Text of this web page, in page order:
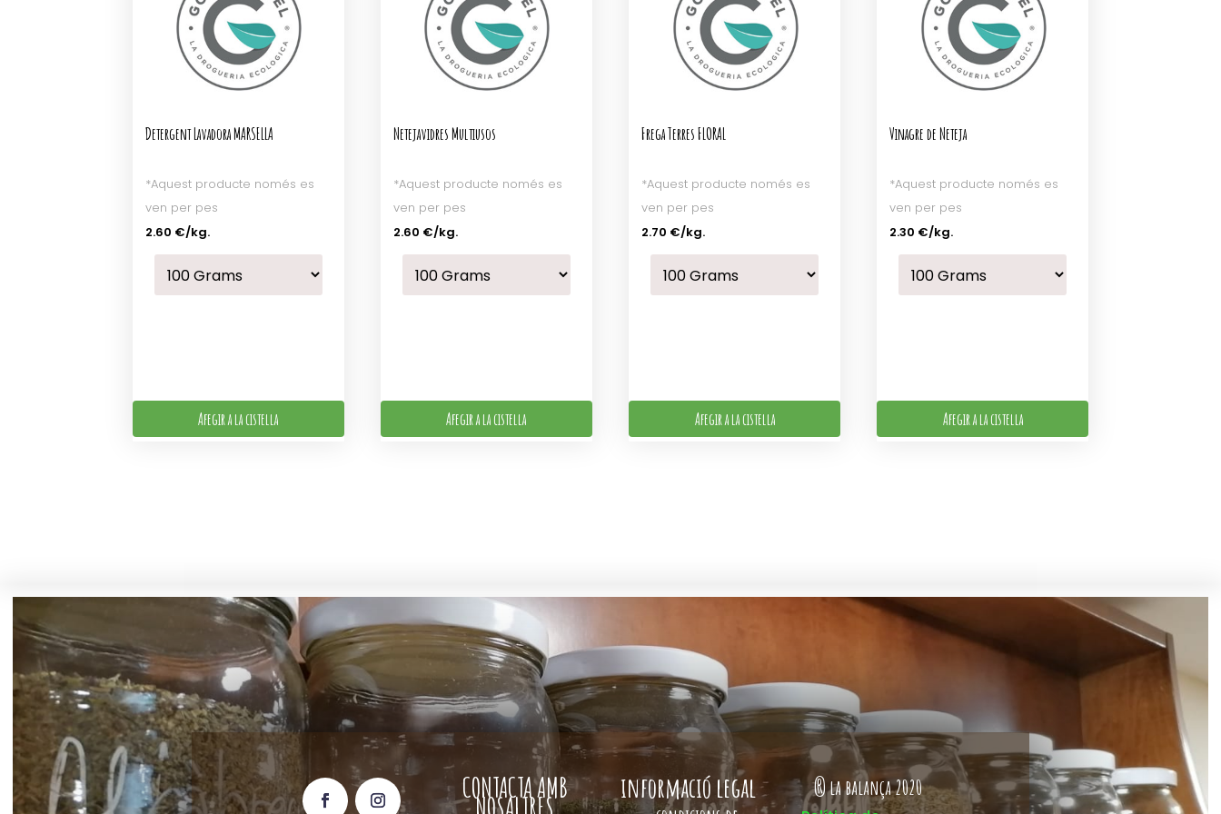
Detergent Lavadora MARSELLA
*Aquest producte només es
ven per pes
2.60 €/kg.
Afegir a la cistella
Netejavidres Multiusos
*Aquest producte només es
ven per pes
2.60 €/kg.
Afegir a la cistella
Frega Terres FLORAL
*Aquest producte només es
ven per pes
2.70 €/kg.
Afegir a la cistella
Vinagre de Neteja
*Aquest producte només es
ven per pes
2.30 €/kg.
Afegir a la cistella
CONTACTA AMB
NOSALTRES
informació legal ® la balança 2020